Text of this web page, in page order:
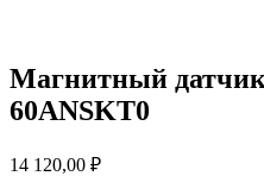
Магнитный
60ANSKT0
14 120,00 ₽